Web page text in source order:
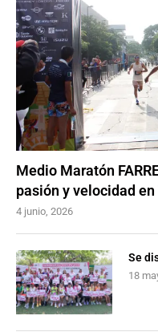
Medio Maratón
pasión y velocidad
4 junio, 2026
Se
18